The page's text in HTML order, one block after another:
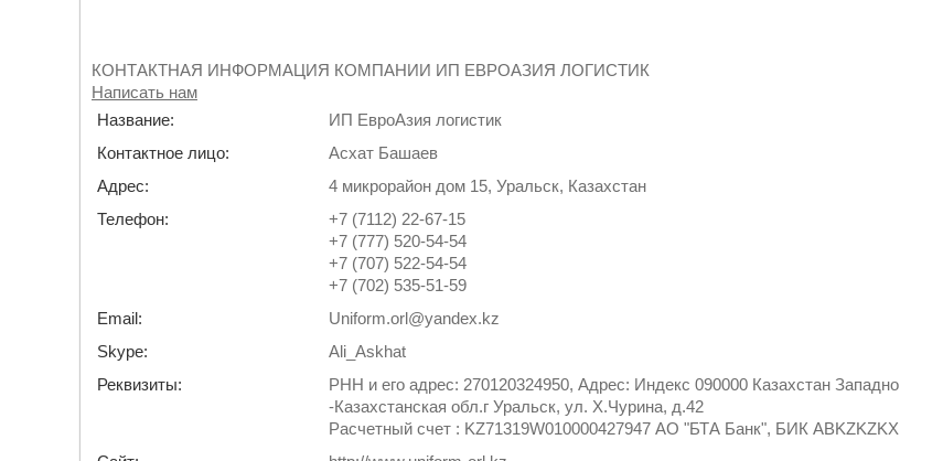
КОНТАКТНАЯ ИНФОРМАЦИЯ КОМПАНИИ ИП ЕВРОАЗИЯ ЛОГИСТИК
Написать нам
Название:
ИП ЕвроАзия логистик
Контактное лицо:
Асхат Башаев
Адрес:
4 микрорайон дом 15, Уральск, Казахстан
Телефон:
+7 (7112) 22-67-15
+7 (777) 520-54-54
+7 (707) 522-54-54
+7 (702) 535-51-59
Email:
Uniform.orl@yandex.kz
Skype:
Ali_Askhat
Реквизиты:
РНН и его адрес: 270120324950, Адрес: Индекс 090000 Казахстан Западно
-Казахстанская обл.г Уральск, ул. Х.Чурина, д.42
Расчетный счет : KZ71319W010000427947 АО "БТА Банк", БИК ABKZKZKX